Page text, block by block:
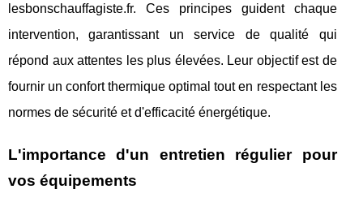
lesbonschauffagiste.fr. Ces principes guident chaque
intervention, garantissant un service de qualité qui
répond aux attentes les plus élevées. Leur objectif est de
fournir un confort thermique optimal tout en respectant les
normes de sécurité et d'efficacité énergétique.
L'importance d'un entretien régulier pour
vos équipements